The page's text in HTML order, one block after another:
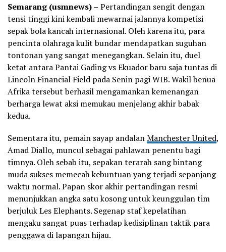
Semarang (usmnews) – Pertandingan sengit dengan
tensi tinggi kini kembali mewarnai jalannya kompetisi
sepak bola kancah internasional. Oleh karena itu, para
pencinta olahraga kulit bundar mendapatkan suguhan
tontonan yang sangat menegangkan. Selain itu, duel
ketat antara Pantai Gading vs Ekuador baru saja tuntas di
Lincoln Financial Field pada Senin pagi WIB. Wakil benua
Afrika tersebut berhasil mengamankan kemenangan
berharga lewat aksi memukau menjelang akhir babak
kedua.
Sementara itu, pemain sayap andalanManchester United,
Amad Diallo, muncul sebagai pahlawan penentu bagi
timnya. Oleh sebab itu, sepakan terarah sang bintang
muda sukses memecah kebuntuan yang terjadi sepanjang
waktu normal. Papan skor akhir pertandingan resmi
menunjukkan angka satu kosong untuk keunggulan tim
berjuluk Les Elephants. Segenap staf kepelatihan
mengaku sangat puas terhadap kedisiplinan taktik para
penggawa di lapangan hijau.